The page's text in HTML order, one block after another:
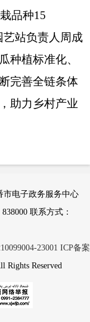
品种15
艺站负责人周成
种植标准化、
完善全链条体
助力乡村产业
市电子政务服务中心
联系方式：
23001 ICP备案
Rights Reserved